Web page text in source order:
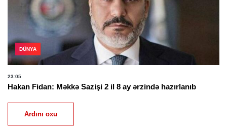
DÜNYA
23:05
Hakan Fidan: Məkkə Sazişi 2 il 8 ay ərzində hazırlanıb
Ardını oxu